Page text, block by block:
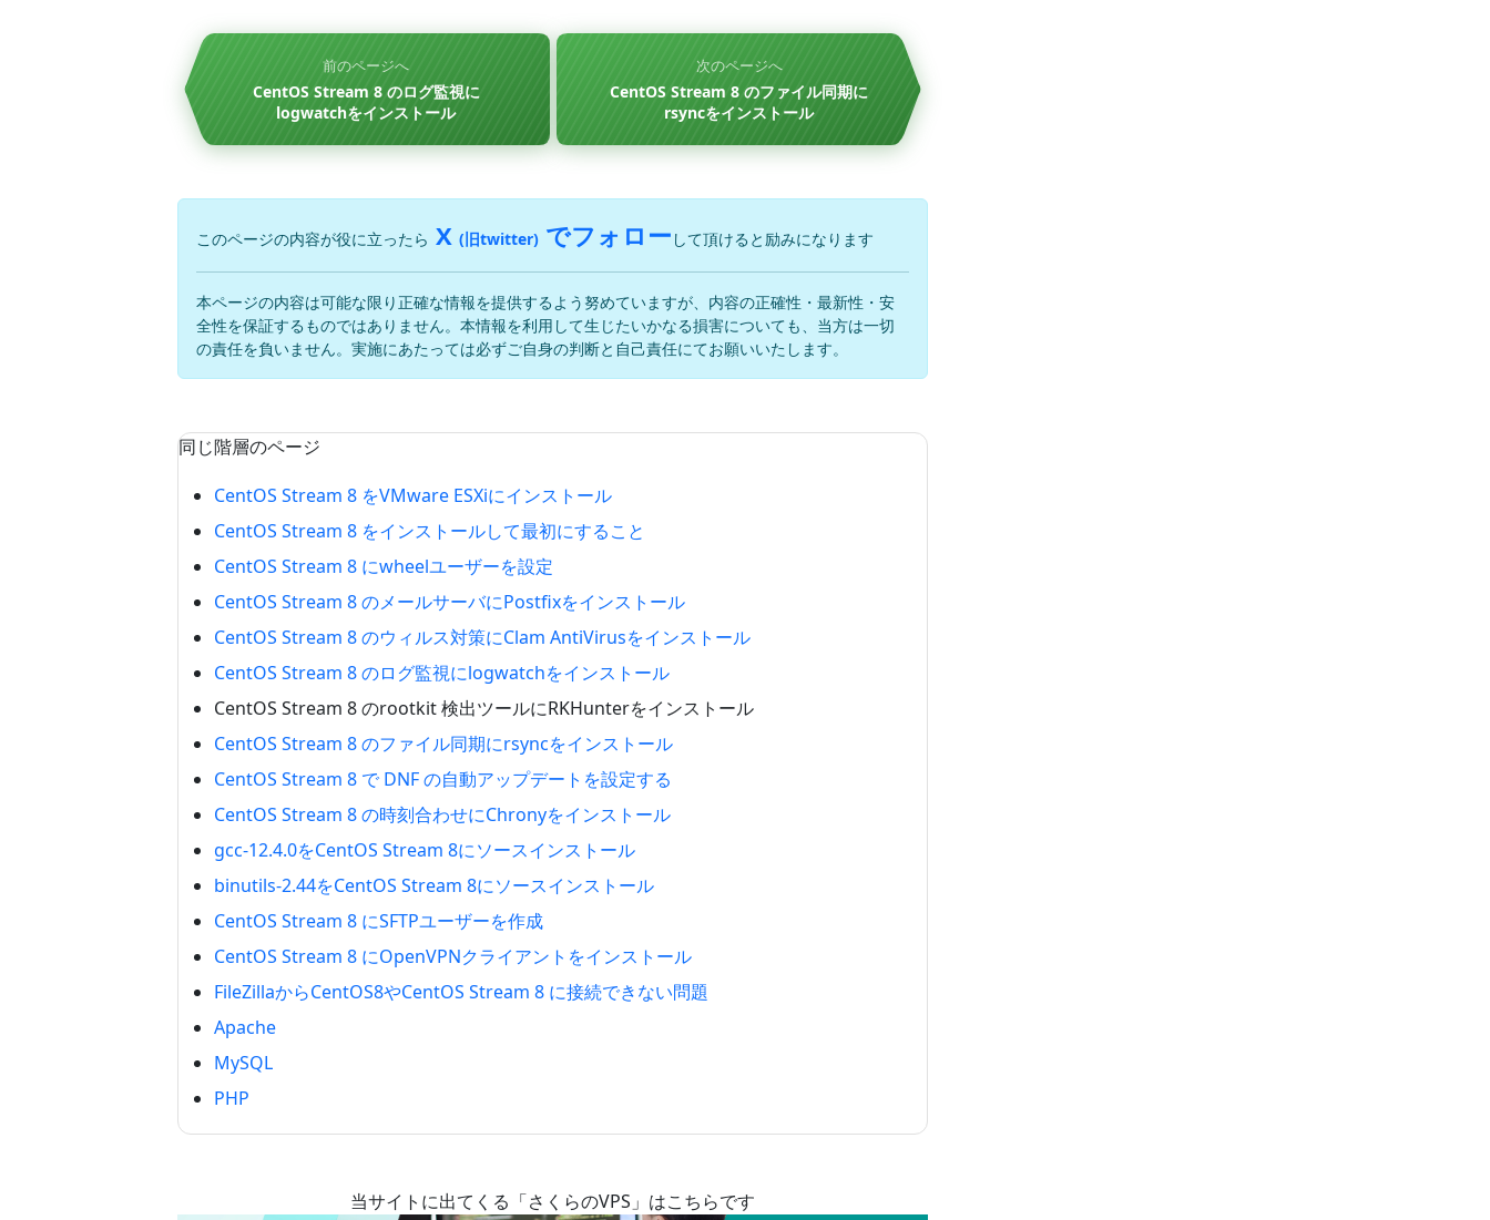
前のページへ
CentOS Stream 8 のログ監視に
logwatchをインストール
次のページへ
CentOS Stream 8 のファイル同期に
rsyncをインストール
このページの内容が役に立ったら X (旧twitter) でフォロー して頂けると励みになります
本ページの内容は可能な限り正確な情報を提供するよう努めていますが、内容の正確性・最新性・安
全性を保証するものではありません。本情報を利用して生じたいかなる損害についても、当方は一切
の責任を負いません。実施にあたっては必ずご自身の判断と自己責任にてお願いいたします。
同じ階層のページ
CentOS Stream 8 をVMware ESXiにインストール
CentOS Stream 8 をインストールして最初にすること
CentOS Stream 8 にwheelユーザーを設定
CentOS Stream 8 のメールサーバにPostfixをインストール
CentOS Stream 8 のウィルス対策にClam AntiVirusをインストール
CentOS Stream 8 のログ監視にlogwatchをインストール
CentOS Stream 8 のrootkit 検出ツールにRKHunterをインストール
CentOS Stream 8 のファイル同期にrsyncをインストール
CentOS Stream 8 で DNF の自動アップデートを設定する
CentOS Stream 8 の時刻合わせにChronyをインストール
gcc-12.4.0をCentOS Stream 8にソースインストール
binutils-2.44をCentOS Stream 8にソースインストール
CentOS Stream 8 にSFTPユーザーを作成
CentOS Stream 8 にOpenVPNクライアントをインストール
FileZillaからCentOS8やCentOS Stream 8 に接続できない問題
Apache
MySQL
PHP
当サイトに出てくる「さくらのVPS」はこちらです